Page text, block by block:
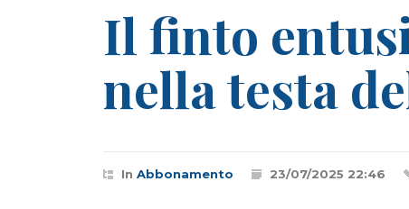
Il finto
nella testa
In Abbonamento 23/07/2025 22:46